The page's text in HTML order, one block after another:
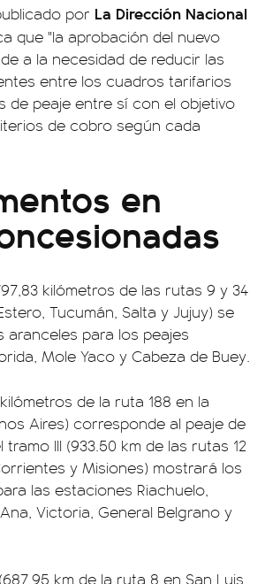
por La Dirección Nacional
que "la aprobación del nuevo
a la necesidad de reducir las
entre los cuadros tarifarios
de peaje entre sí con el objetivo
de cobro según cada
en
kilómetros de las rutas 9 y 34
Tucumán, Salta y Jujuy) se
aranceles para los peajes
Mole Yaco y Cabeza de Buey.
de la ruta 188 en la
Aires) corresponde al peaje de
III (933.50 km de las rutas 12
y Misiones) mostrará los
las estaciones Riachuelo,
Victoria, General Belgrano y
(687,95 km de la ruta 8 en San Luis,